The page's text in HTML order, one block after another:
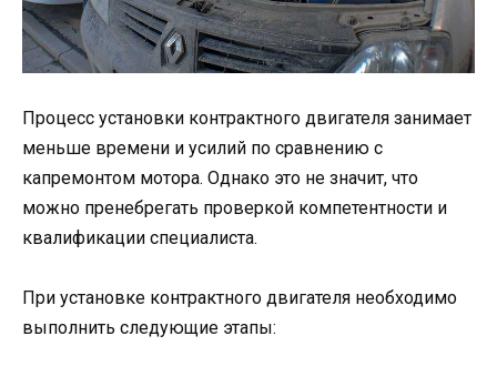
Процесс установки контрактного двигателя занимает
меньше времени и усилий по сравнению с
капремонтом мотора. Однако это не значит, что
можно пренебрегать проверкой компетентности и
квалификации специалиста.
При установке контрактного двигателя необходимо
выполнить следующие этапы: